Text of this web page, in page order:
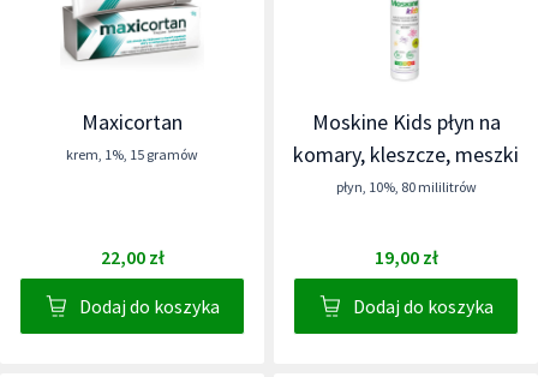
Maxicortan
krem, 1%, 15 gramów
22,00 zł
Dodaj do koszyka
Moskine Kids płyn na
komary, kleszcze, meszki
płyn, 10%, 80 mililitrów
19,00 zł
Dodaj do koszyka